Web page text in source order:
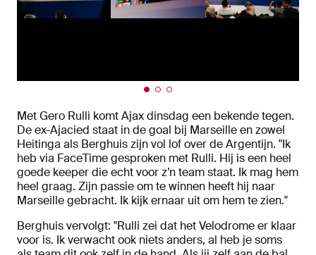
Met Gero Rulli komt Ajax dinsdag een bekende tegen.
De ex-Ajacied staat in de goal bij Marseille en zowel
Heitinga als Berghuis zijn vol lof over de Argentijn. "Ik
heb via FaceTime gesproken met Rulli. Hij is een heel
goede keeper die echt voor z’n team staat. Ik mag hem
heel graag. Zijn passie om te winnen heeft hij naar
Marseille gebracht. Ik kijk ernaar uit om hem te zien."
Berghuis vervolgt: "Rulli zei dat het Velodrome er klaar
voor is. Ik verwacht ook niets anders, al heb je soms